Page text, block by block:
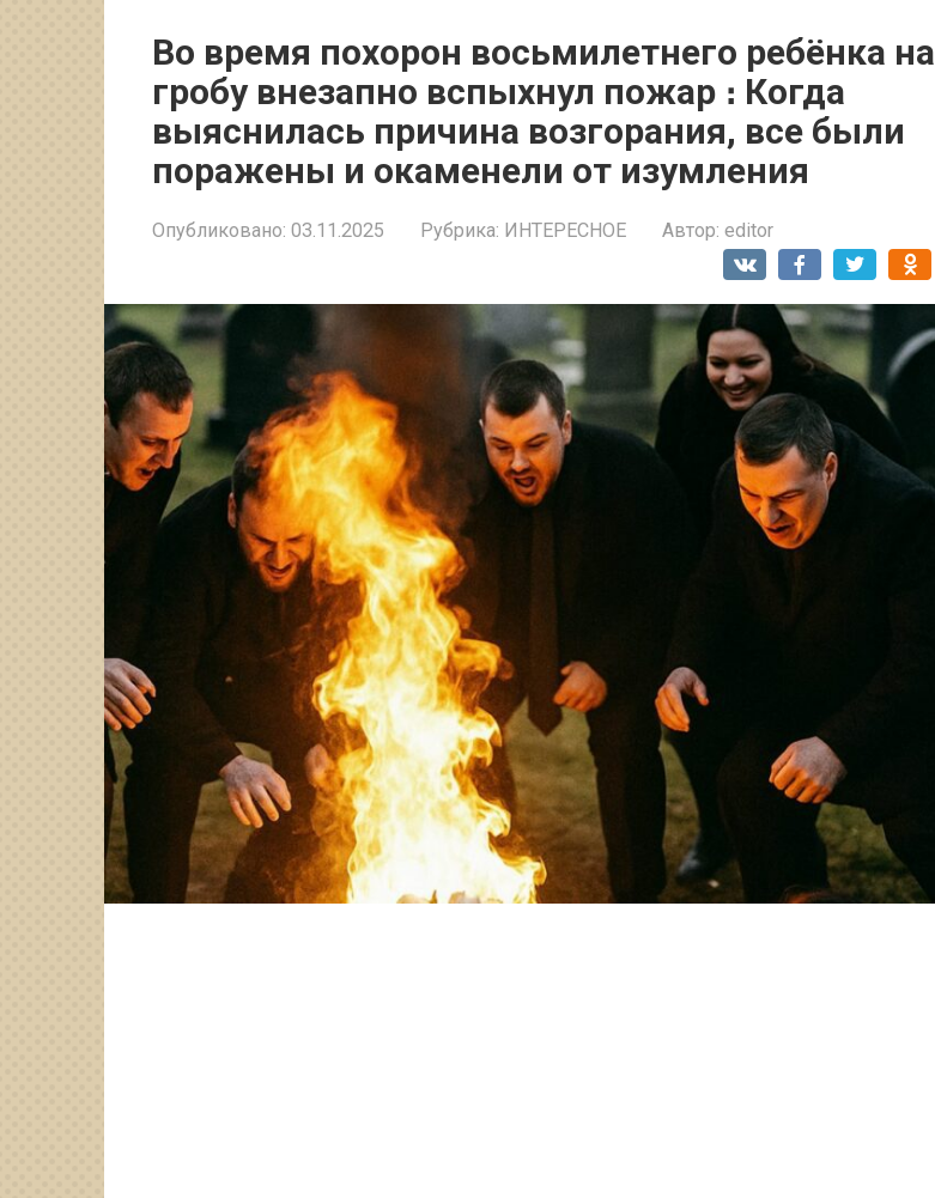
Во время похорон восьмилетнего ребёнка на
гробу внезапно вспыхнул пожар ։ Когда
выяснилась причина возгорания, все были
поражены и окаменели от изумления
Опубликовано: 03.11.2025 Рубрика: ИНТЕРЕСНОЕ Автор: editor